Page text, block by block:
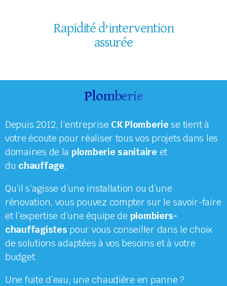
Rapidité d’intervention
assurée
Plomberie
Depuis 2012, l’entreprise CK Plomberie se tient à
votre écoute pour réaliser tous vos projets dans les
domaines de la plomberie sanitaire et
du chauffage.
Qu’il s’agisse d’une installation ou d’une
rénovation, vous pouvez compter sur le savoir-faire
et l’expertise d’une équipe de plombiers-
chauffagistes pour vous conseiller dans le choix
de solutions adaptées à vos besoins et à votre
budget.
Une fuite d’eau, une chaudière en panne ?